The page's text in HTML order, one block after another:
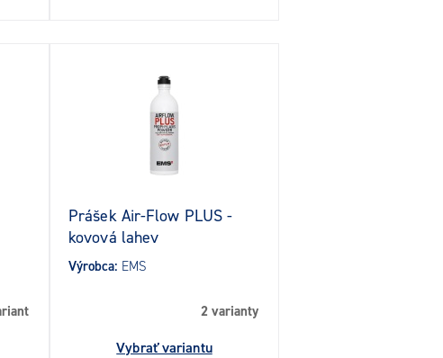
Prášek Air-Flow PLUS -
kovová lahev
Výrobca: EMS
2 varianty
Vybrať variantu